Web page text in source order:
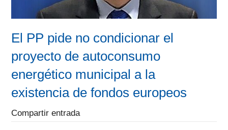
El PP pide no condicionar el
proyecto de autoconsumo
energético municipal a la
existencia de fondos europeos
Compartir entrada